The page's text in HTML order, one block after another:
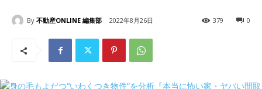
By 不動産ONLINE 編集部 2022年8月26日 0
379